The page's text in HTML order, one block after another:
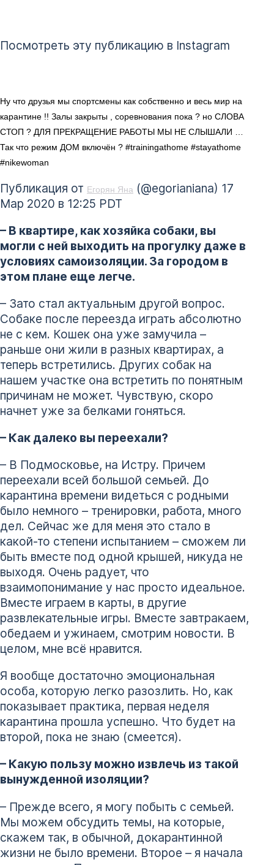
Посмотреть эту публикацию в Instagram
Ну что друзья мы спортсмены как собственно и весь мир на
карантине !! Залы закрыты , соревнования пока ? но СЛОВА
СТОП ? ДЛЯ ПРЕКРАЩЕНИЕ РАБОТЫ МЫ НЕ СЛЫШАЛИ …
Так что режим ДОМ включён ? #trainingathome #stayathome
#nikewoman
Публикация от Егорян Яна (@egorianiana) 17
Мар 2020 в 12:25 PDT
– В квартире, как хозяйка собаки, вы
могли с ней выходить на прогулку даже в
условиях самоизоляции. За городом в
этом плане еще легче.
– Зато стал актуальным другой вопрос.
Собаке после переезда играть абсолютно
не с кем. Кошек она уже замучила –
раньше они жили в разных квартирах, а
теперь встретились. Других собак на
нашем участке она встретить по понятным
причинам не может. Чувствую, скоро
начнет уже за белками гоняться.
– Как далеко вы переехали?
– В Подмосковье, на Истру. Причем
переехали всей большой семьей. До
карантина времени видеться с родными
было немного – тренировки, работа, много
дел. Сейчас же для меня это стало в
какой-то степени испытанием – сможем ли
быть вместе под одной крышей, никуда не
выходя. Очень радует, что
взаимопонимание у нас просто идеальное.
Вместе играем в карты, в другие
развлекательные игры. Вместе завтракаем,
обедаем и ужинаем, смотрим новости. В
целом, мне всё нравится.
Я вообще достаточно эмоциональная
особа, которую легко разозлить. Но, как
показывает практика, первая неделя
карантина прошла успешно. Что будет на
второй, пока не знаю (смеется).
– Какую пользу можно извлечь из такой
вынужденной изоляции?
– Прежде всего, я могу побыть с семьей.
Мы можем обсудить темы, на которые,
скажем так, в обычной, докарантинной
жизни не было времени. Второе – я начала